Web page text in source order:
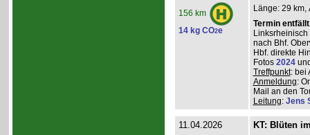
156 km
14 kg CO2e
Länge: 29 km,
Termin
nach Bhf.
Hbf. direkte
Fotos 2024
Treffpunkt: bei
Anmeldung:
Mail an den
Leitung: Jens
11.04.2026 KT: Blüten